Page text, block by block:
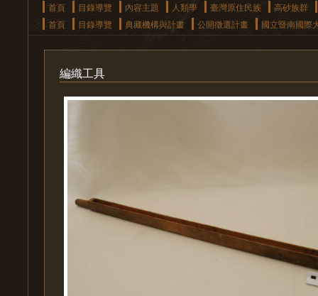
首頁 目錄導覽 內容主題 人類學 臺灣原住民族
高砂族群
首頁
目錄導覽 典藏機構與計畫 公開徵選計畫 國立暨南國際
編織工具